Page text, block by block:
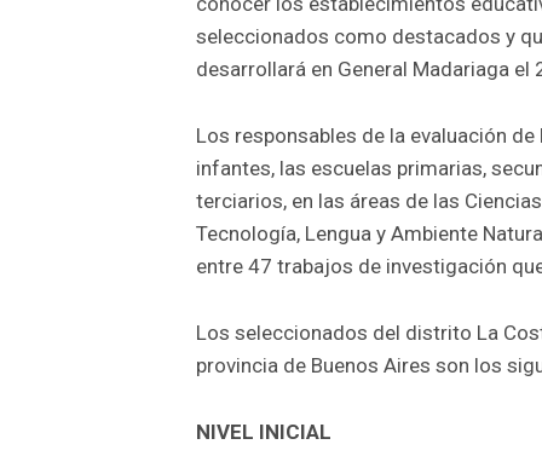
seleccionados como destacados y
desarrollará en General Madariaga el
Los responsables de la evaluación
infantes, las escuelas primarias,
terciarios, en las áreas de las
Tecnología, Lengua y Ambiente
entre 47 trabajos de investigación
Los seleccionados del distrito La
provincia de Buenos Aires son los
NIVEL INICIAL